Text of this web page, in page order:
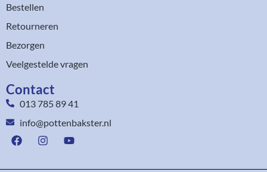
Bestellen
Retourneren
Bezorgen
Veelgestelde vragen
Contact
013 785 89 41
info@pottenbakster.nl